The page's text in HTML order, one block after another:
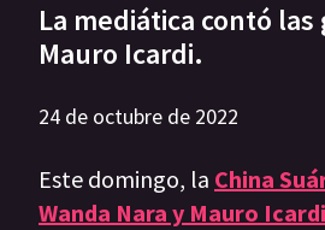
La mediática contó
Mauro Icardi.
24 de octubre de 2022
Este domingo, la China
Wanda Nara y Mauro Icardi